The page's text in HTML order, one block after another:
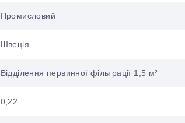
Промисловий
Швеція
Відділення первинної фільтрації 1,5 м²
0,22